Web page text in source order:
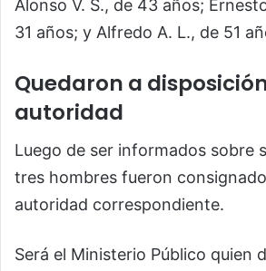
Alonso V. S., de 43 años;
31 años; y Alfredo A. L., de 51
Quedaron a
autoridad
Luego de ser informados sobre
tres hombres fueron
autoridad correspondiente.
Será el Ministerio Público quien